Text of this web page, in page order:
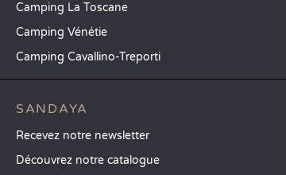
Camping La Toscane
Camping Vénétie
Camping Cavallino-Treporti
SANDAYA
Recevez notre newsletter
Découvrez notre catalogue